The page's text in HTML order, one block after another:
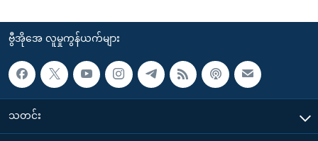
ဗွီအိုအေ လူမှုကွန်ယက်များ
သတင်း